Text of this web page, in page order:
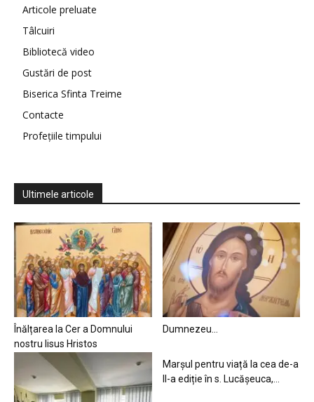
Articole preluate
Tâlcuiri
Bibliotecă video
Gustări de post
Biserica Sfinta Treime
Contacte
Profețiile timpului
Ultimele articole
Înălțarea la Cer a Domnului
nostru Iisus Hristos
Dumnezeu…
Marșul pentru viață la cea de-a
II-a ediție în s. Lucășeuca,...